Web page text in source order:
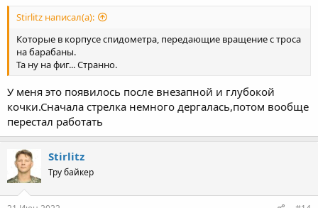
Stirlitz написал(а):
Которые в корпусе спидометра, передающие вращение с троса
на барабаны.
Та ну на фиг... Странно.
У меня это появилось после внезапной и глубокой
кочки.Сначала стрелка немного дергалась,потом вообще
перестал работать
Stirlitz
Тру байкер